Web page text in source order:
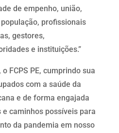
de empenho, união,
profissionais
gestores,
e instituições.”
FCPS PE, cumprindo sua
com a saúde da
e de forma engajada
caminhos possíveis para
da pandemia em nosso